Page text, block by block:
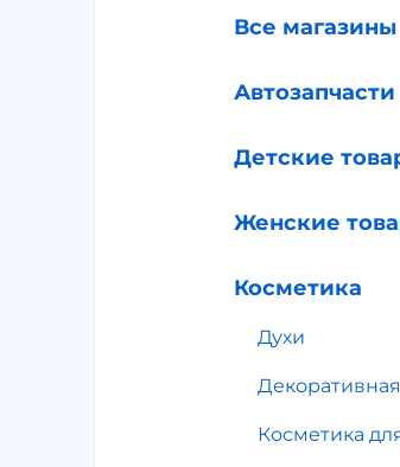
Все магазины
Автозапчасти
Детские
Женские
Косметика
Духи
Косметика